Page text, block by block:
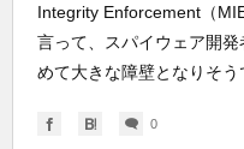
Integrity Enforcement（
言って、スパイウェア開
めて大きな障壁となりそう
0